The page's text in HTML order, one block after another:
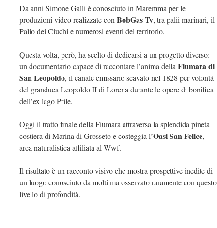
Da anni Simone Galli è conosciuto in Maremma per le
produzioni video realizzate conBobGas Tv, tra palii marinari, il
Palio dei Ciuchi e numerosi eventi del territorio.
Questa volta, però, ha scelto di dedicarsi a un progetto diverso:
un documentario capace di raccontare l’anima dellaFiumara di
San Leopoldo, il canale emissario scavato nel 1828 per volontà
del granduca Leopoldo II di Lorena durante le opere di bonifica
dell’ex lago Prile.
Oggi il tratto finale della Fiumara attraversa la splendida pineta
costiera di Marina di Grosseto e costeggia l’Oasi San Felice,
area naturalistica affiliata al Wwf.
Il risultato è un racconto visivo che mostra prospettive inedite di
un luogo conosciuto da molti ma osservato raramente con questo
livello di profondità.